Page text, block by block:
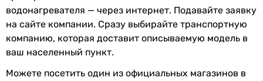
Подача
воды
напорный
Рабочее
8 бар
водонагревателя — через интернет. Подавайте заявку
на сайте компании. Сразу выбирайте транспортную
компанию, которая доставит описываемую модель в
ваш населенный пункт.
Можете посетить один из официальных магазинов в